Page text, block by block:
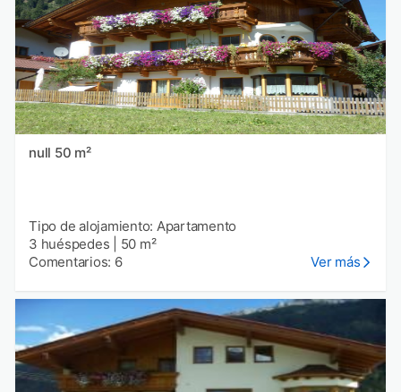
null 50 m²
Tipo de alojamiento: Apartamento
3 huéspedes
50 m²
Comentarios: 6
Ver más